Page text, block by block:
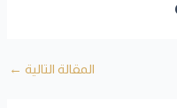
المقالة التالية ←